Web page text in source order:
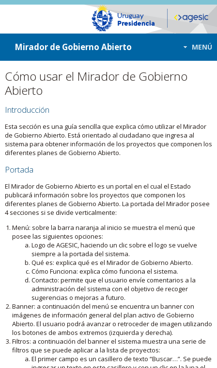
ir a contenido
ir al menú
Mirador de Gobierno Abierto MENÚ
Cómo usar el Mirador de Gobierno
Abierto
Introducción
Esta sección es una guía sencilla que explica cómo utilizar el Mirador
de Gobierno Abierto. Está orientado al ciudadano que ingresa al
sistema para obtener información de los proyectos que componen los
diferentes planes de Gobierno Abierto.
Portada
El Mirador de Gobierno Abierto es un portal en el cual el Estado
publicará información sobre los proyectos que componen los
diferentes planes de Gobierno Abierto. La portada del Mirador posee
4 secciones si se divide verticalmente:
Menú: sobre la barra naranja al inicio se muestra el menú que
posee las siguientes opciones:
Logo de AGESIC, haciendo un clic sobre el logo se vuelve
siempre a la portada del sistema.
Qué es: explica qué es el Mirador de Gobierno Abierto.
Cómo Funciona: explica cómo funciona el sistema.
Contacto: permite que el usuario envíe comentarios a la
administración del sistema con el objetivo de recoger
sugerencias o mejoras a futuro.
Banner: a continuación del menú se encuentra un banner con
imágenes de información general del plan activo de Gobierno
Abierto. El usuario podrá avanzar o retroceder de imagen utilizando
los botones de ambos extremos (izquierda y derecha).
Filtros: a continuación del banner el sistema muestra una serie de
filtros que se puede aplicar a la lista de proyectos:
El primer campo es un casillero de texto “Buscar…”. Se puede